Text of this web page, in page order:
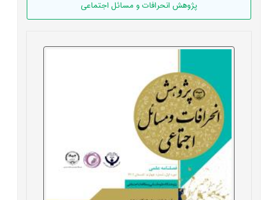
پژوهش انحرافات و مسائل اجتماعی